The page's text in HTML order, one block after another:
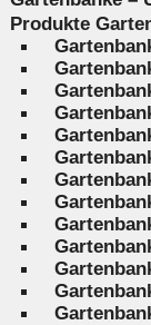
Produkte